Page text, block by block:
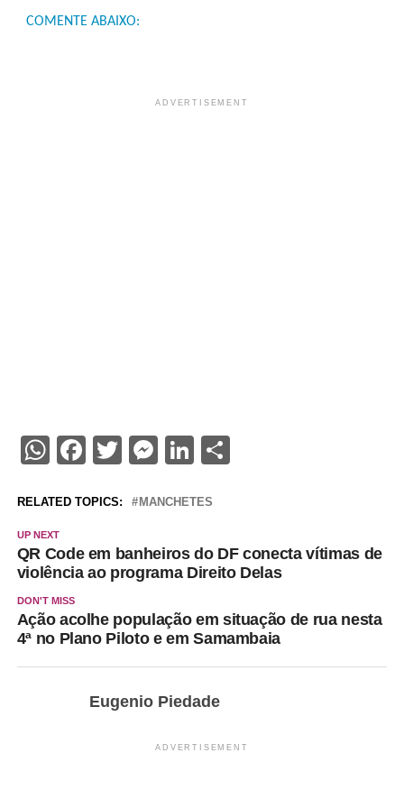
COMENTE ABAIXO:
ADVERTISEMENT
WhatsApp
Facebook
Twitter
Messenger
LinkedIn
Share
RELATED TOPICS: MANCHETES
UP NEXT
QR Code em banheiros do DF conecta vítimas de
violência ao programa Direito Delas
DON'T MISS
Ação acolhe população em situação de rua nesta
4ª no Plano Piloto e em Samambaia
Eugenio Piedade
ADVERTISEMENT